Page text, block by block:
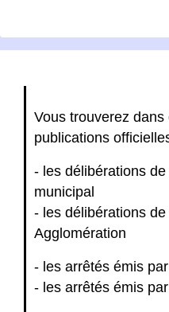
Vous trouverez
publications
- les délibérations de
municipal
- les délibérations
Agglomération
- les arrêtés émis
- les arrêtés émis